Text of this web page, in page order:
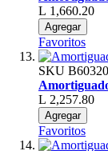
L 1,660.20
Agregar
Favoritos
SKU
L 2,257.80
Agregar
Favoritos